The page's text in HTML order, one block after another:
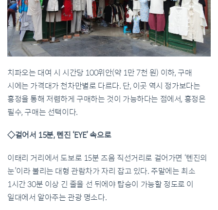
치파오는 대여 시 시간당 100위안(약 1만 7천 원) 이하, 구매
시에는 가격대가 천차만별로 다르다. 단, 이곳 역시 정가보다는
흥정을 통해 저렴하게 구매하는 것이 가능하다는 점에서, 흥정은
필수, 구매는 선택이다.
◇걸어서 15분, 톈진 ‘EYE’ 속으로
이태리 거리에서 도보로 15분 즈음 직선거리로 걸어가면 ‘톈진의
눈’이라 불리는 대형 관람차가 자리 잡고 있다. 주말에는 최소
1시간 30분 이상 긴 줄을 선 뒤에야 탑승이 가능할 정도로 이
일대에서 알아주는 관광 명소다.